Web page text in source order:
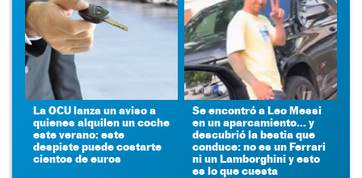
La OCU lanza un aviso a
quienes alquilen un coche
este verano: este
despiste puede costarte
cientos de euros
Se encontró a Leo Messi
en un aparcamiento... y
descubrió la bestia que
conduce: no es un Ferrari
ni un Lamborghini y esto
es lo que cuesta